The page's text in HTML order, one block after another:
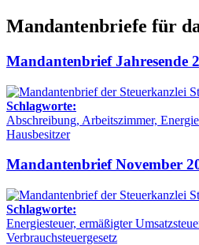
Mandantenbriefe für
Mandantenbrief Jahresende
Schlagworte:
Abschreibung, Arbeitszimmer,
Hausbesitzer
Mandantenbrief November
Schlagworte:
Energiesteuer, ermäßigter
Verbrauchsteuergesetz